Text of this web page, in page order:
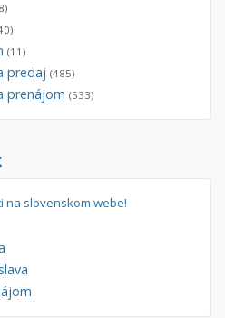
(11)
predaj (485)
prenájom (533)
slovenskom webe!